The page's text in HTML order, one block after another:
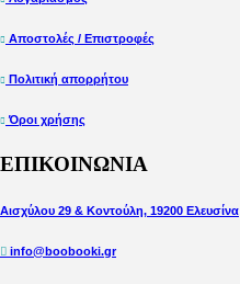
Αποστολές / Επιστροφές
Πολιτική απορρήτου
Όροι χρήσης
ΕΠΙΚΟΙΝΩΝΙΑ
Αισχύλου 29 & Κοντούλη, 19200 Ελευσίνα
info@boobooki.gr